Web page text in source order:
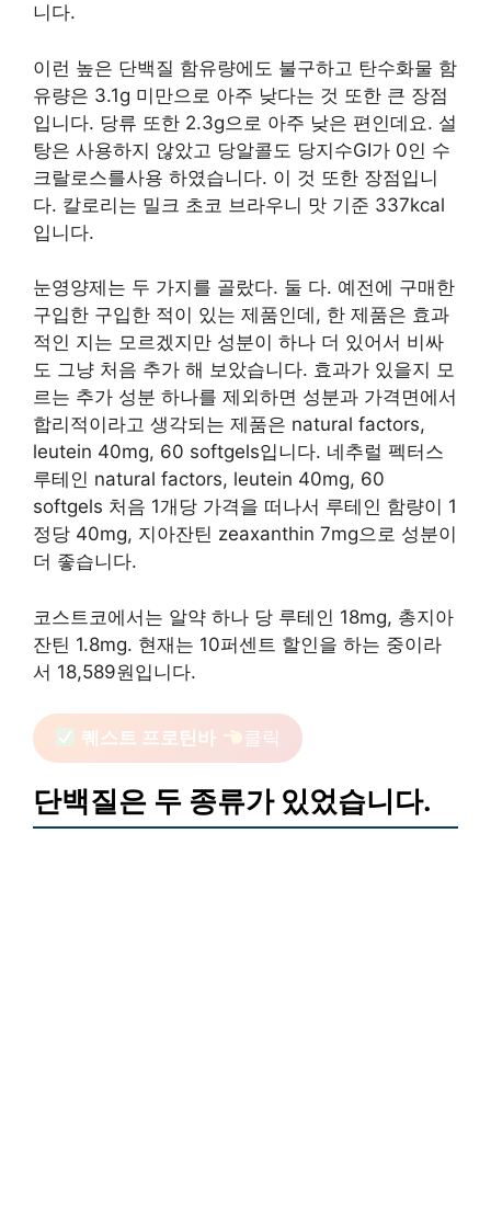
니다.
이런 높은 단백질 함유량에도 불구하고 탄수화물 함
유량은 3.1g 미만으로 아주 낮다는 것 또한 큰 장점
입니다. 당류 또한 2.3g으로 아주 낮은 편인데요. 설
탕은 사용하지 않았고 당알콜도 당지수GI가 0인 수
크랄로스를사용 하였습니다. 이 것 또한 장점입니
다. 칼로리는 밀크 초코 브라우니 맛 기준 337kcal
입니다.
눈영양제는 두 가지를 골랐다. 둘 다. 예전에 구매한
구입한 구입한 적이 있는 제품인데, 한 제품은 효과
적인 지는 모르겠지만 성분이 하나 더 있어서 비싸
도 그냥 처음 추가 해 보았습니다. 효과가 있을지 모
르는 추가 성분 하나를 제외하면 성분과 가격면에서
합리적이라고 생각되는 제품은 natural factors,
leutein 40mg, 60 softgels입니다. 네추럴 펙터스
루테인 natural factors, leutein 40mg, 60
softgels 처음 1개당 가격을 떠나서 루테인 함량이 1
정당 40mg, 지아잔틴 zeaxanthin 7mg으로 성분이
더 좋습니다.
코스트코에서는 알약 하나 당 루테인 18mg, 총지아
잔틴 1.8mg. 현재는 10퍼센트 할인을 하는 중이라
서 18,589원입니다.
퀘스트 프로틴바 클릭
단백질은 두 종류가 있었습니다.